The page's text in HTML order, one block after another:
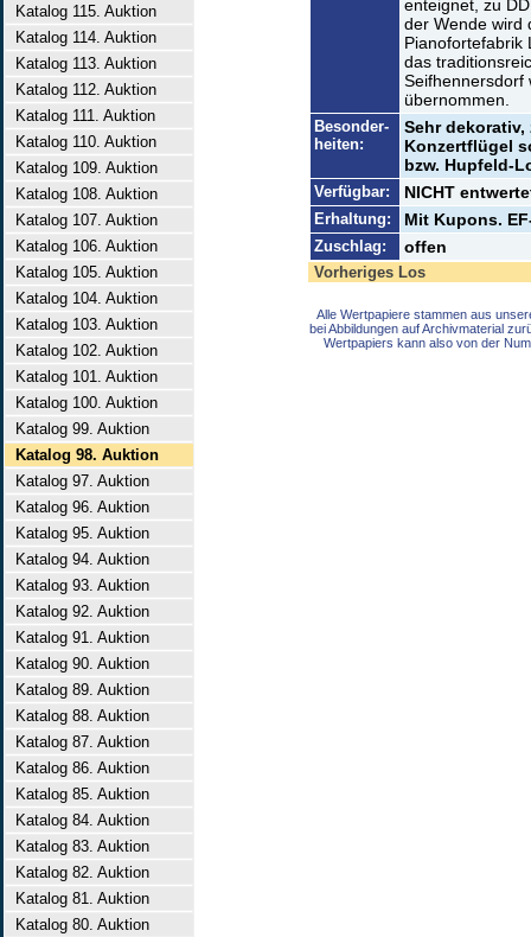
Katalog 115. Auktion
Katalog 114. Auktion
Katalog 113. Auktion
Katalog 112. Auktion
Katalog 111. Auktion
Katalog 110. Auktion
Katalog 109. Auktion
Katalog 108. Auktion
Katalog 107. Auktion
Katalog 106. Auktion
Katalog 105. Auktion
Katalog 104. Auktion
Katalog 103. Auktion
Katalog 102. Auktion
Katalog 101. Auktion
Katalog 100. Auktion
Katalog 99. Auktion
Katalog 98. Auktion
Katalog 97. Auktion
Katalog 96. Auktion
Katalog 95. Auktion
Katalog 94. Auktion
Katalog 93. Auktion
Katalog 92. Auktion
Katalog 91. Auktion
Katalog 90. Auktion
Katalog 89. Auktion
Katalog 88. Auktion
Katalog 87. Auktion
Katalog 86. Auktion
Katalog 85. Auktion
Katalog 84. Auktion
Katalog 83. Auktion
Katalog 82. Auktion
Katalog 81. Auktion
Katalog 80. Auktion
enteignet, zu
der Wende wird
Pianofortefabrik
das
Seifhennersdorf
übernommen.
Besonder-
heiten:
Sehr
Konzertflügel
bzw. Hupfeld-
Verfügbar: NICHT
Erhaltung: Mit Kupons.
Zuschlag: offen
Vorheriges Los
Alle Wertpapiere stammen aus
bei Abbildungen auf Archivmaterial
Wertpapiers kann also von der